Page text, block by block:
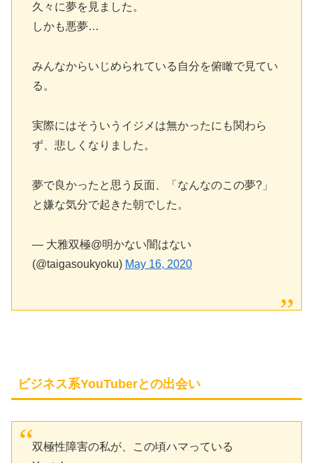
久々に夢を見ました。
しかも悪夢…
みんなからいじめられている自分を俯瞰で見てい
る。
実際にはそういうイジメは無かったにも関わら
ず、悲しくなりました。
夢で良かったと思う反面、「なんなのこの夢?」
と嫌な気分で起きた朝でした。
— 大雅双極@明かない闇はない
(@taigasoukyoku) May 16, 2020
ビジネス系YouTuberとの出会い
双極性障害の私が、この頃ハマっている